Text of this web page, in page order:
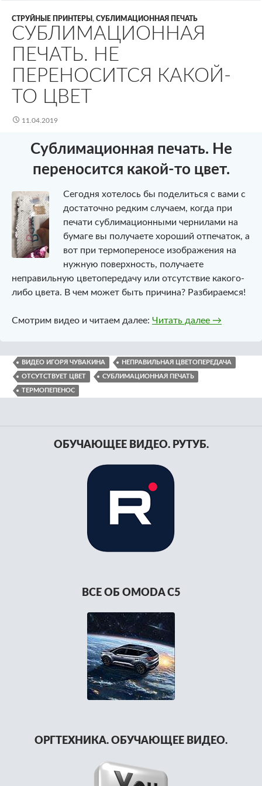
СТРУЙНЫЕ ПРИНТЕРЫ , СУБЛИМАЦИОННАЯ ПЕЧАТЬ
СУБЛИМАЦИОННАЯ
ПЕЧАТЬ. НЕ
ПЕРЕНОСИТСЯ КАКОЙ-
ТО ЦВЕТ
11.04.2019
Сублимационная печать. Не
переносится какой-то цвет.
Сегодня хотелось бы поделиться с вами с
достаточно редким случаем, когда при
печати сублимационными чернилами на
бумаге вы получаете хороший отпечаток, а
вот при термопереносе изображения на
нужную поверхность, получаете
неправильную цветопередачу или отсутствие какого-
либо цвета. В чем может быть причина? Разбираемся!
Смотрим видео и читаем далее: Читать далее →
ВИДЕО ИГОРЯ ЧУВАКИНА НЕПРАВИЛЬНАЯ ЦВЕТОПЕРЕДАЧА
ОТСУТСТВУЕТ ЦВЕТ СУБЛИМАЦИОННАЯ ПЕЧАТЬ
ТЕРМОПЕПЕНОС
ОБУЧАЮЩЕЕ ВИДЕО. РУТУБ.
ВСЕ ОБ OMODA C5
ОРГТЕХНИКА. ОБУЧАЮЩЕЕ ВИДЕО.